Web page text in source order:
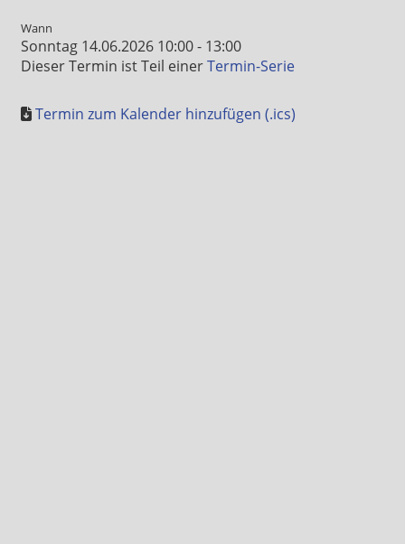
Wann
Sonntag 14.06.2026 10:00 - 13:00
Dieser Termin ist Teil einerTermin-Serie
Termin zum Kalender hinzufügen (.ics)